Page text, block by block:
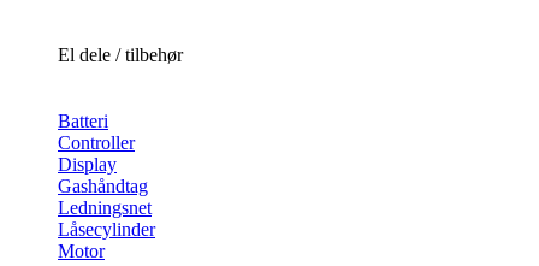
El dele / tilbehør
Batteri
Controller
Display
Gashåndtag
Ledningsnet
Låsecylinder
Motor